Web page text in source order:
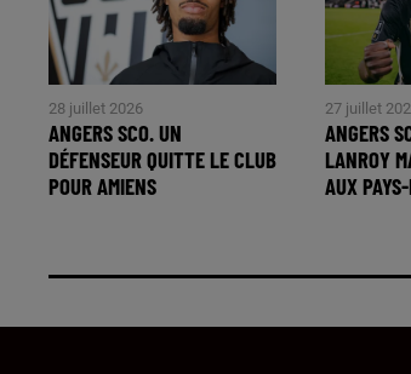
28 juillet 2026
ANGERS SCO. UN
DÉFENSEUR QUITTE LE CLUB
POUR AMIENS
27 juillet
ANGERS
LANROY
AUX